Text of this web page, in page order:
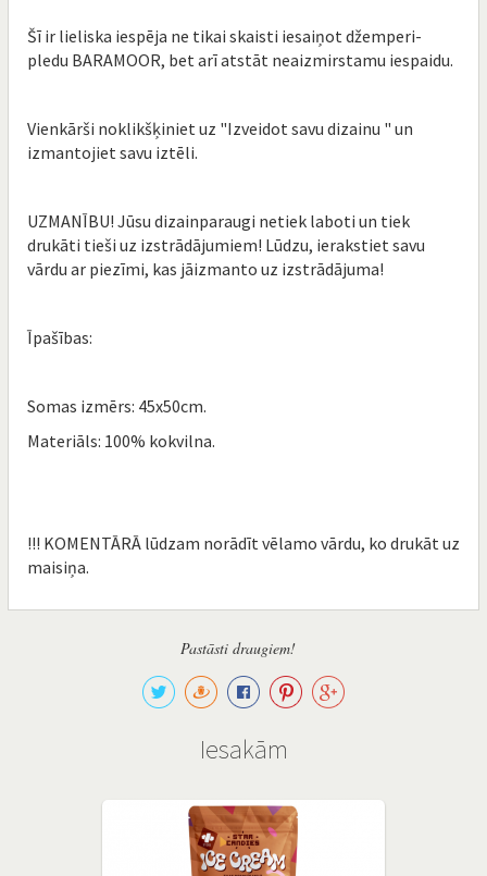
Šī ir lieliska iespēja ne tikai skaisti iesaiņot džemperi-
pledu BARAMOOR, bet arī atstāt neaizmirstamu iespaidu.
Vienkārši noklikšķiniet uz "Izveidot savu dizainu " un
izmantojiet savu iztēli.
UZMANĪBU! Jūsu dizainparaugi netiek laboti un tiek
drukāti tieši uz izstrādājumiem! Lūdzu, ierakstiet savu
vārdu ar piezīmi, kas jāizmanto uz izstrādājuma!
Īpašības:
Somas izmērs: 45x50cm.
Materiāls: 100% kokvilna.
!!! KOMENTĀRĀ lūdzam norādīt vēlamo vārdu, ko drukāt uz
maisiņa.
Pastāsti draugiem!
Iesakām